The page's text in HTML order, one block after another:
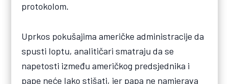
protokolom.
Uprkos pokušajima američke administracije da
spusti loptu, analitičari smatraju da se
napetosti između američkog predsjednika i
pape neće lako stišati, jer papa ne namjerava